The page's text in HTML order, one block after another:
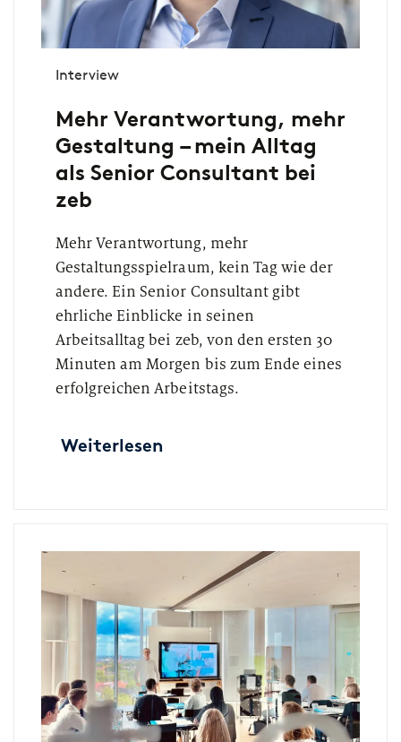
Interview
Mehr Verantwortung, mehr
Gestaltung – mein Alltag
als Senior Consultant bei
zeb
Mehr Verantwortung, mehr
Gestaltungsspielraum, kein Tag wie der
andere. Ein Senior Consultant gibt
ehrliche Einblicke in seinen
Arbeitsalltag bei zeb, von den ersten 30
Minuten am Morgen bis zum Ende eines
erfolgreichen Arbeitstags.
Weiterlesen